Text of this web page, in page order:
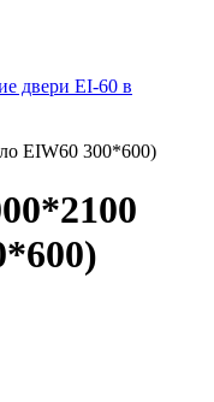
двери EI-60 в
EIW60 300*600)